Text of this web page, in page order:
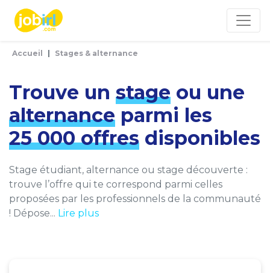
Accueil Stages & alternance
Trouve un stage ou une
alternance parmi les
25 000 offres disponibles
Stage étudiant, alternance ou stage découverte :
trouve l’offre qui te correspond parmi celles
proposées par les professionnels de la communauté
! Dépose... Lire plus
Panneau de gestion des cookies